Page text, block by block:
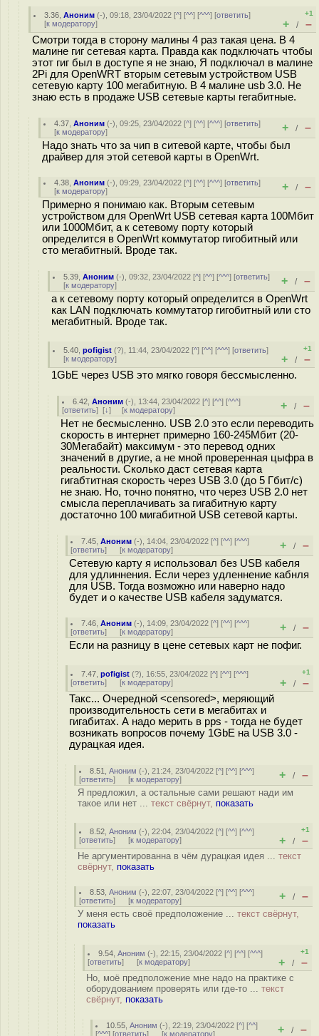
3.36 ,Аноним (-), 09:18, 23/04/2022 [^] [^^] [^^^] [ответить]
[к модератору]
+1
+ / –
Смотри тогда в сторону малины 4 раз такая цена. В 4
малине гиг сетевая карта. Правда как подключать чтобы
этот гиг был в доступе я не знаю, Я подключал в малине
2Pi для OpenWRT вторым сетевым устройством USB
сетевую карту 100 мегабитную. В 4 малине usb 3.0. Не
знаю есть в продаже USB сетевые карты гегабитные.
4.37 ,Аноним (-), 09:25, 23/04/2022 [^] [^^] [^^^] [ответить]
[к модератору] + / –
Надо знать что за чип в ситевой карте, чтобы был
драйвер для этой сетевой карты в OpenWrt.
4.38 ,Аноним (-), 09:29, 23/04/2022 [^] [^^] [^^^] [ответить]
[к модератору] + / –
Примерно я понимаю как. Вторым сетевым
устройством для OpenWrt USB сетевая карта 100Мбит
или 1000Мбит, а к сетевому порту который
определится в OpenWrt коммутатор гигобитный или
сто мегабитный. Вроде так.
5.39 ,Аноним (-), 09:32, 23/04/2022 [^] [^^] [^^^] [ответить]
[к модератору] + / –
а к сетевому порту который определится в OpenWrt
как LAN подключать коммутатор гигобитный или сто
мегабитный. Вроде так.
5.40 ,pofigist (?), 11:44, 23/04/2022 [^] [^^] [^^^] [ответить]
[к модератору]
+1
+ / –
1GbE через USB это мягко говоря бессмысленно.
6.42 ,Аноним (-), 13:44, 23/04/2022 [^] [^^] [^^^]
[ответить] [↓] [к модератору] + / –
Нет не бесмысленно. USB 2.0 это если переводить
скорость в интернет примерно 160-245Мбит (20-
30Мегабайт) максимум - это перевод одних
значений в другие, а не мной проверенная цыфра в
реальности. Сколько даст сетевая карта
гигабтитная скорость через USB 3.0 (до 5 Гбит/с)
не знаю. Но, точно понятно, что через USB 2.0 нет
смысла переплачивать за гигабитную карту
достаточно 100 мигабитной USB сетевой карты.
7.45 ,Аноним (-), 14:04, 23/04/2022 [^] [^^] [^^^]
[ответить] [к модератору] + / –
Сетевую карту я использовал без USB кабеля
для удлиннения. Если через удленнение кабнля
для USB. Тогда возможно или наверно надо
будет и о качестве USB кабеля задуматся.
7.46 ,Аноним (-), 14:09, 23/04/2022 [^] [^^] [^^^]
[ответить] [к модератору] + / –
Если на разницу в цене сетевых карт не пофиг.
7.47 ,pofigist (?), 16:55, 23/04/2022 [^] [^^] [^^^]
[ответить] [к модератору]
+1
+ / –
Такс... Очередной <censored>, меряющий
производительность сети в мегабитах и
гигабитах. А надо мерить в pps - тогда не будет
возникать вопросов почему 1GbE на USB 3.0 -
дурацкая идея.
8.51 ,Аноним (-), 21:24, 23/04/2022 [^] [^^] [^^^]
[ответить] [к модератору] + / –
Я предложил, а остальные сами решают нади им
такое или нет ... текст свёрнут, показать
8.52 ,Аноним (-), 22:04, 23/04/2022 [^] [^^] [^^^]
[ответить] [к модератору]
+1
+ / –
Не аргументированна в чём дурацкая идея ... текст
свёрнут, показать
8.53 ,Аноним (-), 22:07, 23/04/2022 [^] [^^] [^^^]
[ответить] [к модератору] + / –
У меня есть своё предположение ... текст свёрнут,
показать
9.54 ,Аноним (-), 22:15, 23/04/2022 [^] [^^] [^^^]
[ответить] [к модератору]
+1
+ / –
Но, моё предположение мне надо на практике с
оборудованием проверять или где-то ... текст
свёрнут, показать
10.55 ,Аноним (-), 22:19, 23/04/2022 [^] [^^]
[^^^] [ответить] [к модератору] + / –